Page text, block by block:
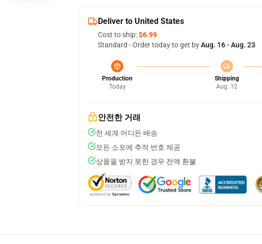
Deliver to United States
Cost to ship:$6.99
Standard - Order today to get byAug. 16 - Aug. 23
Production
Today
Shipping
Aug. 12
안전한 거래
전 세계 어디든 배송
모든 소포에 추적 번호 제공
상품을 받지 못한 경우 전액 환불